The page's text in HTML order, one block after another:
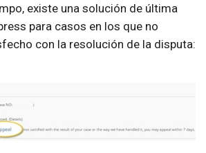
existe una solución de última
para casos en los que no
con la resolución de la disputa: